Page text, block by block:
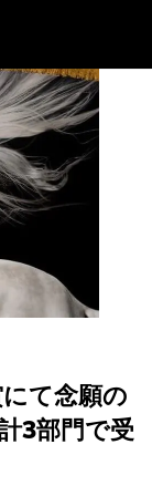
て念願の
3部門で受